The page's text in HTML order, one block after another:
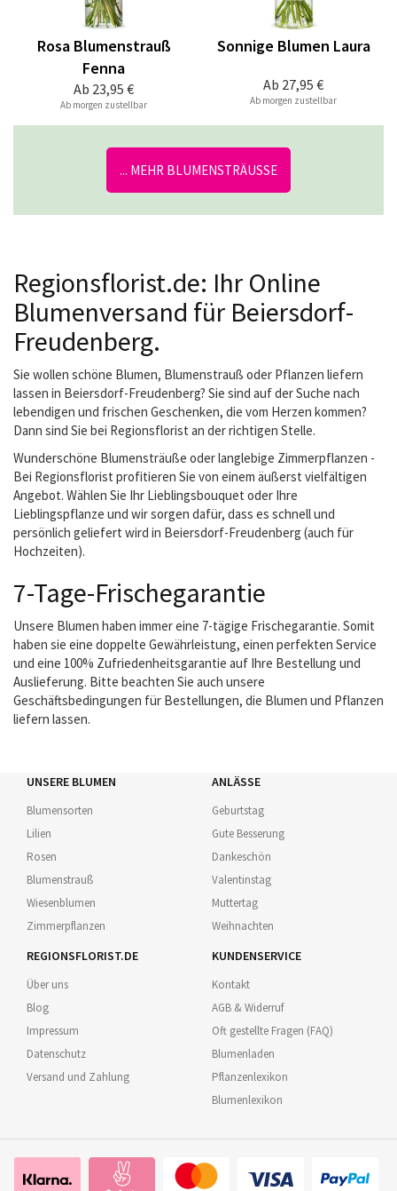
Ab 23,95 €
Rosa Blumenstrauß
Fenna
Ab morgen zustellbar
Ab 27,95 €
Sonnige Blumen Laura
Ab morgen zustellbar
... MEHR BLUMENSTRÄUSSE
Regionsflorist.de: Ihr Online
Blumenversand für Beiersdorf-
Freudenberg.
Sie wollen schöne Blumen, Blumenstrauß oder Pflanzen liefern
lassen in Beiersdorf-Freudenberg? Sie sind auf der Suche nach
lebendigen und frischen Geschenken, die vom Herzen kommen?
Dann sind Sie bei Regionsflorist an der richtigen Stelle.
Wunderschöne Blumensträuße oder langlebige Zimmerpflanzen -
Bei Regionsflorist profitieren Sie von einem äußerst vielfältigen
Angebot. Wählen Sie Ihr Lieblingsbouquet oder Ihre
Lieblingspflanze und wir sorgen dafür, dass es schnell und
persönlich geliefert wird in Beiersdorf-Freudenberg (auch für
Hochzeiten).
7-Tage-Frischegarantie
Unsere Blumen haben immer eine 7-tägige Frischegarantie. Somit
haben sie eine doppelte Gewährleistung, einen perfekten Service
und eine 100% Zufriedenheitsgarantie auf Ihre Bestellung und
Auslieferung. Bitte beachten Sie auch unsere
Geschäftsbedingungen für Bestellungen, die Blumen und Pflanzen
liefern lassen.
UNSERE BLUMEN
Blumensorten
Lilien
Rosen
Blumenstrauß
Wiesenblumen
Zimmerpflanzen
ANLÄSSE
Geburtstag
Gute Besserung
Dankeschön
Valentinstag
Muttertag
Weihnachten
REGIONSFLORIST.DE
Über uns
Blog
Impressum
Datenschutz
Versand und Zahlung
KUNDENSERVICE
Kontakt
AGB & Widerruf
Oft gestellte Fragen (FAQ)
Blumenladen
Pflanzenlexikon
Blumenlexikon